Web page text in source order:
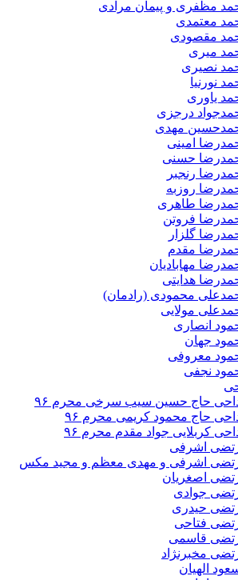
مظفری و پیمان مرادی
معتمدی
مقصودی
میری
نصیری
نورنیا
یاوری
درجزی
مهدی
امینی
حسنی
رنجبر
روزبه
طاهری
فروتن
گلزار
مقدم
مهابادیان
هدایتی
محمودی (رادمان)
مولایی
انصاری
جهان
معروفی
نجفی
حاج حسین سیب سرخی محرم ۹۶
حاج محمود کریمی محرم ۹۶
کربلایی جواد مقدم محرم ۹۶
اشرفی
اشرفی و مهدی معظم و مجید مکس
اصغریان
جوادی
حیدری
فتاحی
قاسمی
مخبرنژاد
الهیان